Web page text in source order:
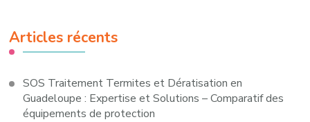
Articles récents
SOS Traitement Termites et Dératisation en
Guadeloupe : Expertise et Solutions – Comparatif des
équipements de protection